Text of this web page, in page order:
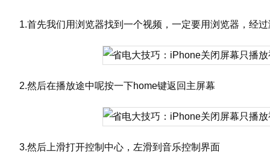
1.首先我们用浏览器找到一个视频，一定要用浏览器，经
2.然后在播放途中呢按一下home键返回主屏幕
3.然后上滑打开控制中心，左滑到音乐控制界面